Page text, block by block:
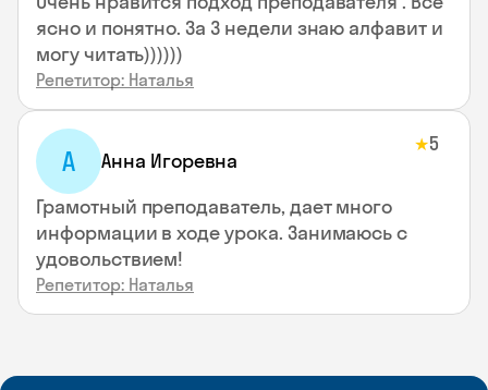
ясно и понятно. За 3 недели знаю алфавит и
могу читать))))))
Репетитор: Наталья
А Анна Игоревна
★5
Грамотный преподаватель, дает много
информации в ходе урока. Занимаюсь с
удовольствием!
Репетитор: Наталья